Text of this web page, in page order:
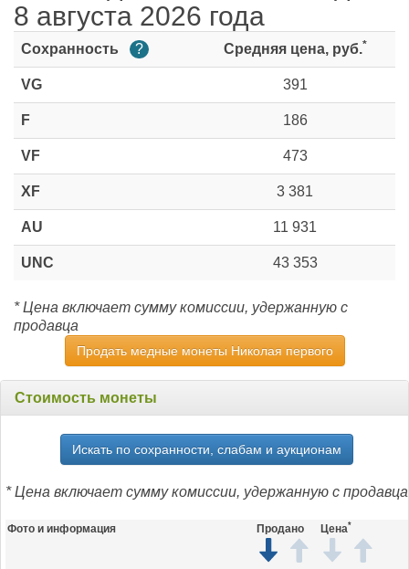
8 августа 2026 года
Сохранность ? Средняя цена, руб.*
VG 391
F 186
VF 473
XF 3 381
AU 11 931
UNC 43 353
* Цена включает сумму комиссии, удержанную с
продавца
Продать медные монеты Николая первого
Стоимость монеты
Искать по сохранности, слабам и аукционам
* Цена включает сумму комиссии, удержанную с продавца
Фото и информация Продано Цена*